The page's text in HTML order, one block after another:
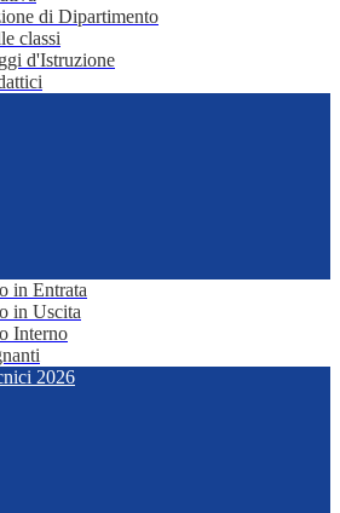
di Dipartimento
classi
d'Istruzione
in Entrata
in Uscita
Interno
2026